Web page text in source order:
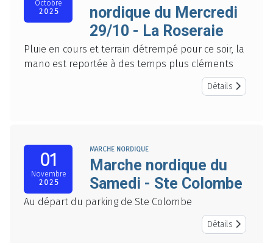
Octobre
2025
nordique du Mercredi
29/10 - La Roseraie
Pluie en cours et terrain détrempé pour ce soir, la
mano est reportée à des temps plus cléments
Détails
01
Novembre
2025
MARCHE NORDIQUE
Marche nordique du
Samedi - Ste Colombe
Au départ du parking de Ste Colombe
Détails